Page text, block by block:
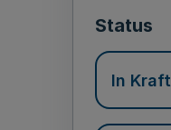
Status
In Kraft